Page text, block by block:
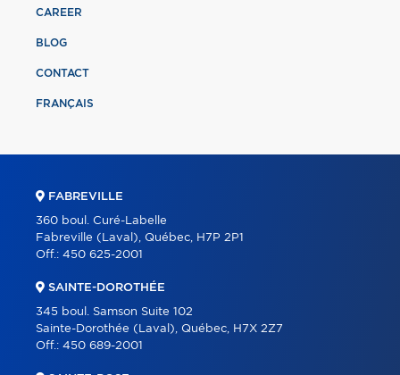
CAREER
BLOG
CONTACT
FRANÇAIS
FABREVILLE
360 boul. Curé-Labelle
Fabreville (Laval), Québec, H7P 2P1
Off.: 450 625-2001
SAINTE-DOROTHÉE
345 boul. Samson Suite 102
Sainte-Dorothée (Laval), Québec, H7X 2Z7
Off.: 450 689-2001